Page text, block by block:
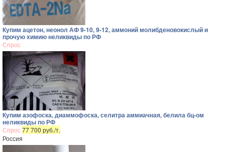
Купим ацетон, неонол АФ 9-10, 9-12, аммоний молибденовокислый и
прочую химию неликвиды по РФ
Спрос
Купим азофоска, диаммофоска, селитра аммиачная, белила бц-ом
неликвиды по РФ
Спрос77 700 руб./т.
Россия